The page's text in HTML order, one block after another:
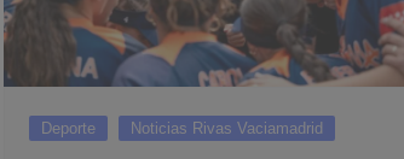
Deporte Noticias Rivas Vaciamadrid